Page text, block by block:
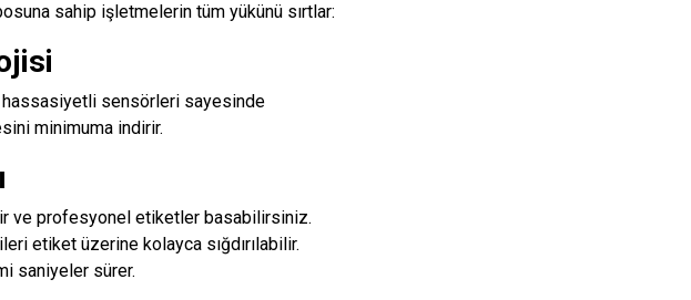
sahip işletmelerin tüm yükünü sırtlar:
hassasiyetli sensörleri sayesinde
minimuma indirir.
ve profesyonel etiketler basabilirsiniz.
etiket üzerine kolayca sığdırılabilir.
saniyeler sürer.